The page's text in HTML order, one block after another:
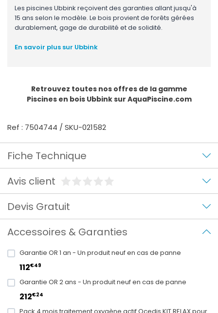
Les piscines Ubbink reçoivent des garanties allant jusqu'à
15 ans selon le modèle. Le bois provient de forêts gérées
durablement, gage de durabilité et de solidité.
En savoir plus sur Ubbink
Retrouvez toutes nos offres de la gamme
Piscines en bois Ubbinksur AquaPiscine.com
Ref : 7504744 / SKU-021582
Fiche Technique
Avis client
Devis Gratuit
Accessoires & Garanties
Garantie OR 1 an - Un produit neuf en cas de panne
112€49
Garantie OR 2 ans - Un produit neuf en cas de panne
212€24